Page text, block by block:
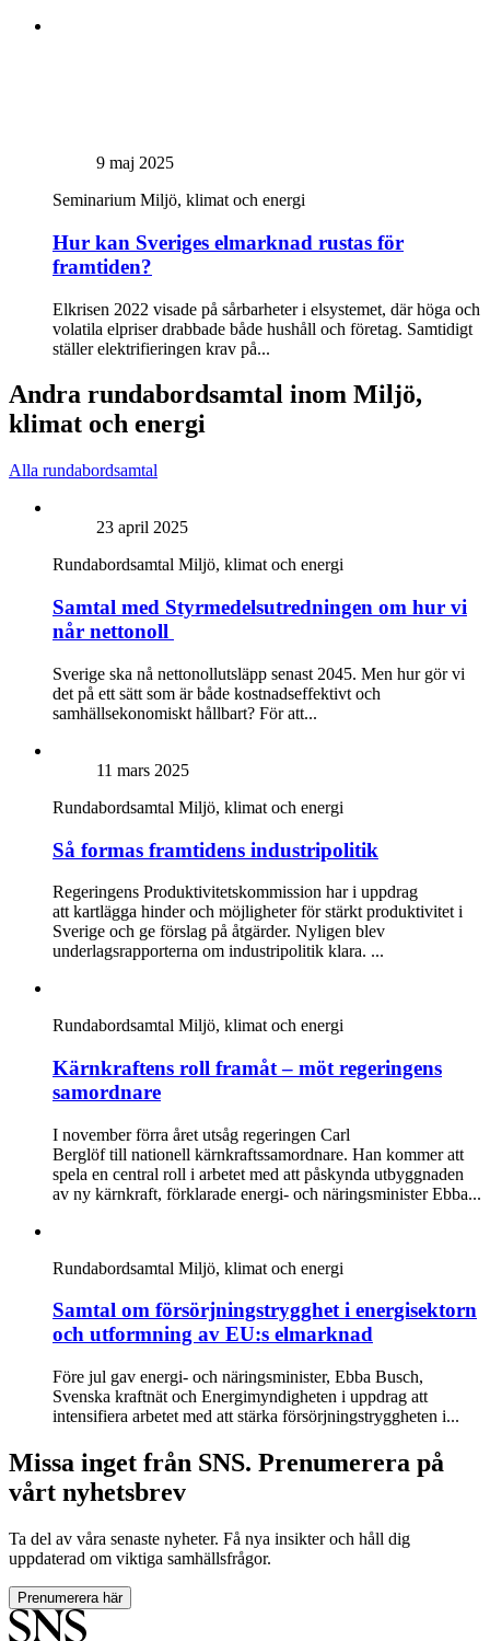
9 maj 2025
Seminarium Miljö, klimat och energi
Hur kan Sveriges elmarknad rustas för
framtiden?
Elkrisen 2022 visade på sårbarheter i elsystemet, där höga och
volatila elpriser drabbade både hushåll och företag. Samtidigt
ställer elektrifieringen krav på...
Andra rundabordsamtal inom Miljö,
klimat och energi
Alla rundabordsamtal
23 april 2025
Rundabordsamtal Miljö, klimat och energi
Samtal med Styrmedelsutredningen om hur vi
når nettonoll
Sverige ska nå nettonollutsläpp senast 2045. Men hur gör vi
det på ett sätt som är både kostnadseffektivt och
samhällsekonomiskt hållbart? För att...
11 mars 2025
Rundabordsamtal Miljö, klimat och energi
Så formas framtidens industripolitik
Regeringens Produktivitetskommission har i uppdrag
att kartlägga hinder och möjligheter för stärkt produktivitet i
Sverige och ge förslag på åtgärder. Nyligen blev
underlagsrapporterna om industripolitik klara. ...
Rundabordsamtal Miljö, klimat och energi
Kärnkraftens roll framåt – möt regeringens
samordnare
I november förra året utsåg regeringen Carl
Berglöf till nationell kärnkraftssamordnare. Han kommer att
spela en central roll i arbetet med att påskynda utbyggnaden
av ny kärnkraft, förklarade energi- och näringsminister Ebba...
Rundabordsamtal Miljö, klimat och energi
Samtal om försörjningstrygghet i energisektorn
och utformning av EU:s elmarknad
Före jul gav energi- och näringsminister, Ebba Busch,
Svenska kraftnät och Energimyndigheten i uppdrag att
intensifiera arbetet med att stärka försörjningstryggheten i...
Missa inget från SNS. Prenumerera på
vårt nyhetsbrev
Ta del av våra senaste nyheter. Få nya insikter och håll dig
uppdaterad om viktiga samhällsfrågor.
Prenumerera här